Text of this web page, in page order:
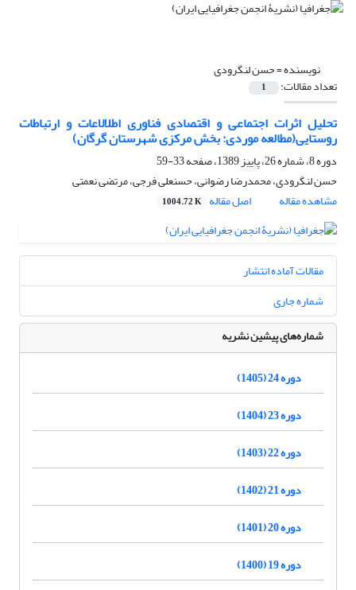
نویسنده =حسن لنگرودی
تعداد مقالات: 1
تحلیل اثرات اجتماعی و اقتصادی فناوری اطلالاعات و ارتباطات
روستایی(مطالعه موردی: بخش مرکزی شهرستان گرگان)
دوره 8، شماره 26، پاییز 1389، صفحه
33-59
حسن لنگرودی، محمدرضا رضوانی، حسنعلی فرجی، مرتضی نعمتی
مشاهده مقاله
اصل مقاله 1004.72 K
مقالات آماده انتشار
شماره جاری
شماره‌های پیشین نشریه
دوره 24 (1405)
دوره 23 (1404)
دوره 22 (1403)
دوره 21 (1402)
دوره 20 (1401)
دوره 19 (1400)